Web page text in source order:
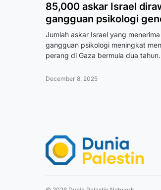
85,000 askar Israel
gangguan psikologi
Jumlah askar Israel yang
gangguan psikologi meningkat
perang di Gaza bermula dua
December 8, 2025